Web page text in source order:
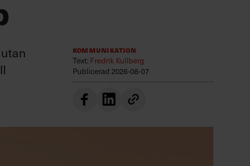
Kommunikation
Text:Fredrik Kullberg
Publicerad 2026-08-07